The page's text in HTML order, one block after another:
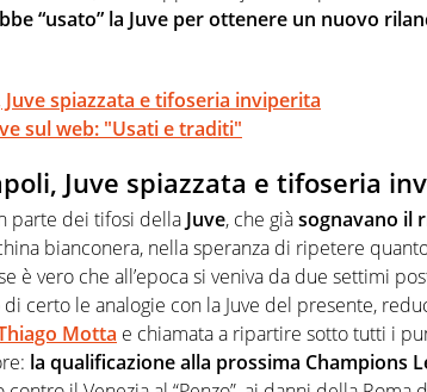
“usato” la Juve per ottenere un nuovo
spiazzata e tifoseria inviperita
sul web: "Usati e traditi"
Juve spiazzata e tifoseria
parte dei tifosi della Juve, che giàsognavano il
bianconera, nella speranza di ripetere
è vero che all’epoca si veniva da due settimi
certo le analogie con la Juve del presente,
Motta e chiamata a ripartire sotto tutti i
la qualificazione alla prossima Champions